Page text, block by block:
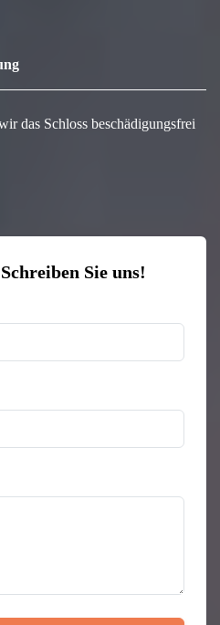
das Schloss beschädigungsfrei
Sie uns!